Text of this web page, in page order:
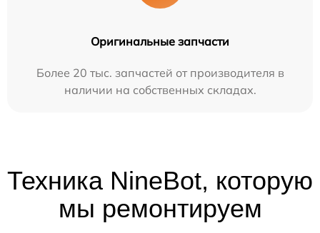
Оригинальные запчасти
Более 20 тыс. запчастей от производителя в
наличии на собственных складах.
Техника NineBot, которую
мы ремонтируем